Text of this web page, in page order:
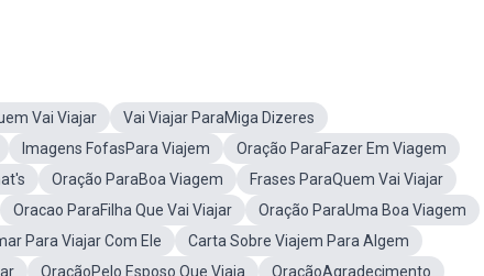
Vai Viajar
Vai Viajar ParaMiga Dizeres
Imagens FofasPara Viajem
Oração ParaFazer Em Viagem
Oração ParaBoa Viagem
Frases ParaQuem Vai Viajar
Oracao ParaFilha Que Vai Viajar
Oração ParaUma Boa Viagem
Para Viajar Com Ele
Carta Sobre Viajem Para Algem
OraçãoPelo Esposo Que Viaja OraçãoAgradecimento